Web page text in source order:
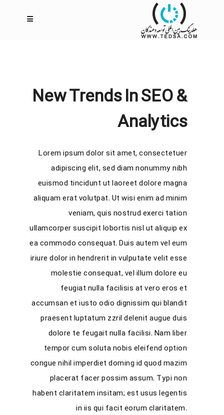
New Trends In SEO &
Analytics
Lorem ipsum dolor sit amet, consectetuer
adipiscing elit, sed diam nonummy nibh
euismod tincidunt ut laoreet dolore magna
aliquam erat volutpat. Ut wisi enim ad minim
veniam, quis nostrud exerci tation
ullamcorper suscipit lobortis nisl ut aliquip ex
ea commodo consequat. Duis autem vel eum
iriure dolor in hendrerit in vulputate velit esse
molestie consequat, vel illum dolore eu
feugiat nulla facilisis at vero eros et
accumsan et iusto odio dignissim qui blandit
praesent luptatum zzril delenit augue duis
dolore te feugait nulla facilisi. Nam liber
tempor cum soluta nobis eleifend option
congue nihil imperdiet doming id quod mazim
placerat facer possim assum. Typi non
habent claritatem insitam; est usus legentis
in iis qui facit eorum claritatem.